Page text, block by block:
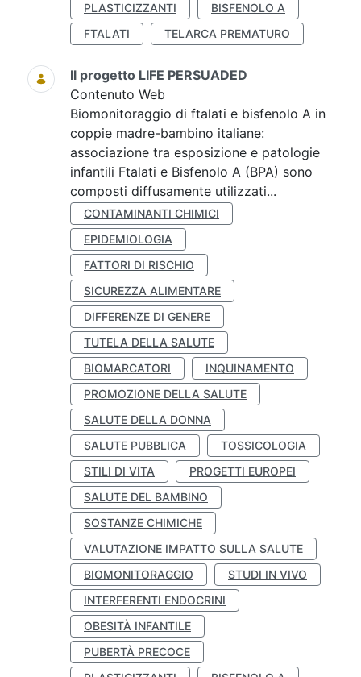
PLASTICIZZANTI
BISFENOLO A
FTALATI
TELARCA PREMATURO
Il progetto LIFE PERSUADED
Contenuto Web
Biomonitoraggio di ftalati e bisfenolo A in
coppie madre-bambino italiane:
associazione tra esposizione e patologie
infantili Ftalati e Bisfenolo A (BPA) sono
composti diffusamente utilizzati...
CONTAMINANTI CHIMICI
EPIDEMIOLOGIA
FATTORI DI RISCHIO
SICUREZZA ALIMENTARE
DIFFERENZE DI GENERE
TUTELA DELLA SALUTE
BIOMARCATORI
INQUINAMENTO
PROMOZIONE DELLA SALUTE
SALUTE DELLA DONNA
SALUTE PUBBLICA
TOSSICOLOGIA
STILI DI VITA
PROGETTI EUROPEI
SALUTE DEL BAMBINO
SOSTANZE CHIMICHE
VALUTAZIONE IMPATTO SULLA SALUTE
BIOMONITORAGGIO
STUDI IN VIVO
INTERFERENTI ENDOCRINI
OBESITÀ INFANTILE
PUBERTÀ PRECOCE